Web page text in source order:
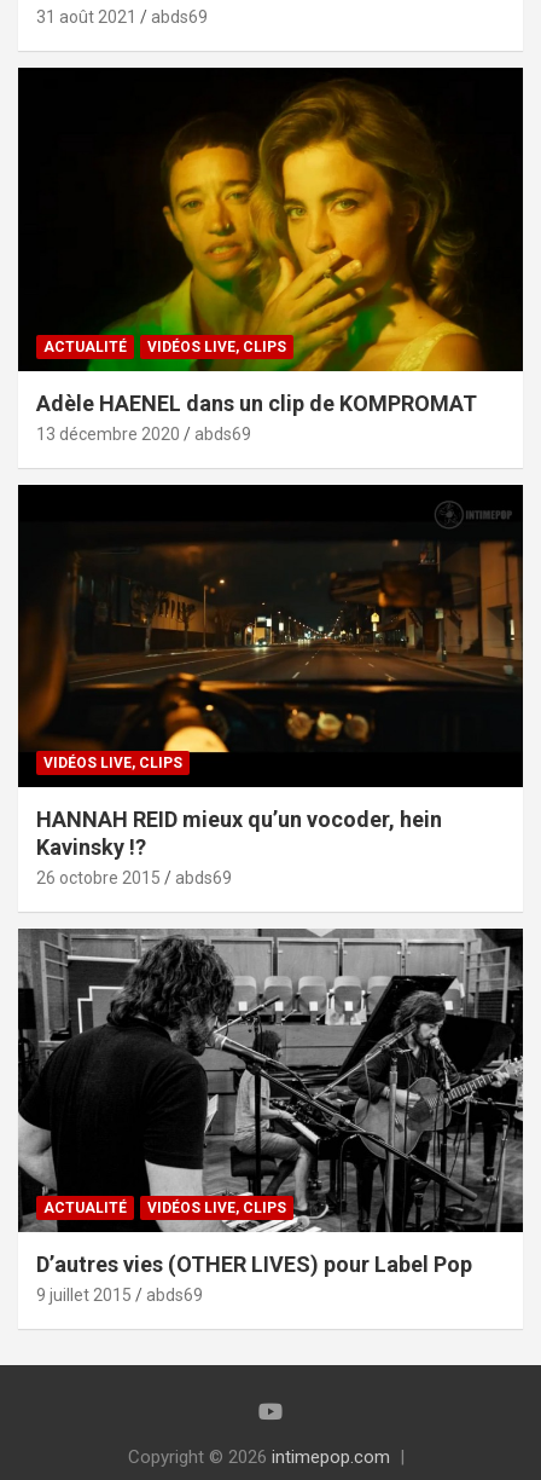
31 août 2021 abds69
ACTUALITÉ VIDÉOS LIVE, CLIPS
Adèle HAENEL dans un clip de KOMPROMAT
13 décembre 2020 abds69
VIDÉOS LIVE, CLIPS
HANNAH REID mieux qu’un vocoder, hein
Kavinsky !?
26 octobre 2015 abds69
ACTUALITÉ VIDÉOS LIVE, CLIPS
D’autres vies (OTHER LIVES) pour Label Pop
9 juillet 2015 abds69
Copyright © 2026 intimepop.com